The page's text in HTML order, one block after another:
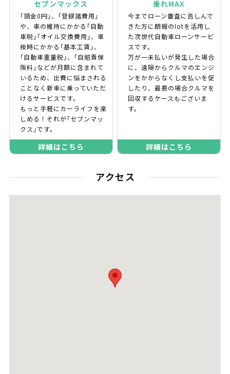
セブンマックス
｢頭金0円｣、｢登録諸費用｣
や、車の維持にかかる｢自動
車税｣｢オイル交換費用｣、車
検時にかかる｢基本工賃｣、
｢自動車重量税｣、｢自賠責保
険料｣などが月額に含まれて
いるため、出費に悩まされる
ことなく新車に乗っていただ
けるサービスです。
もっと手軽にカーライフを楽
しめる！それが｢セブンマッ
クス｣です。
詳細はこちら
乗れMAX
今までローン審査に苦しんで
きた方に朗報のIotを活用し
た次世代自動車ローンサービ
スです。
万が一未払いが発生した場合
に、遠隔からクルマのエンジ
ンをかからなくし支払いを促
したり、最悪の場合クルマを
回収するケースもございま
す。
詳細はこちら
アクセス